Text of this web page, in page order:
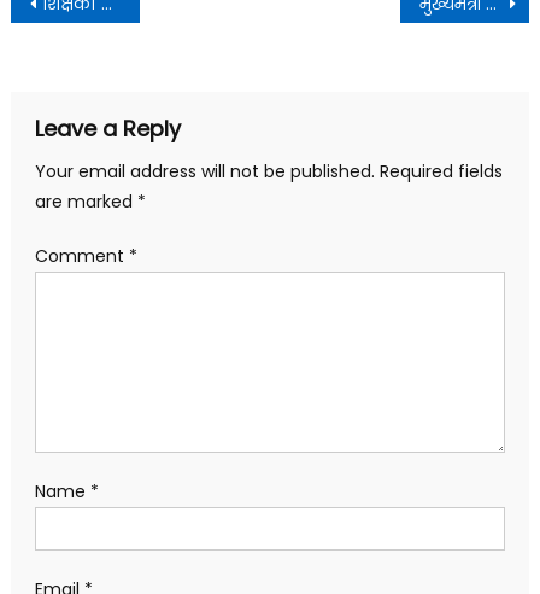
navigation
Leave a Reply
Your email address will not be published. Required fields
are marked *
Comment *
Name *